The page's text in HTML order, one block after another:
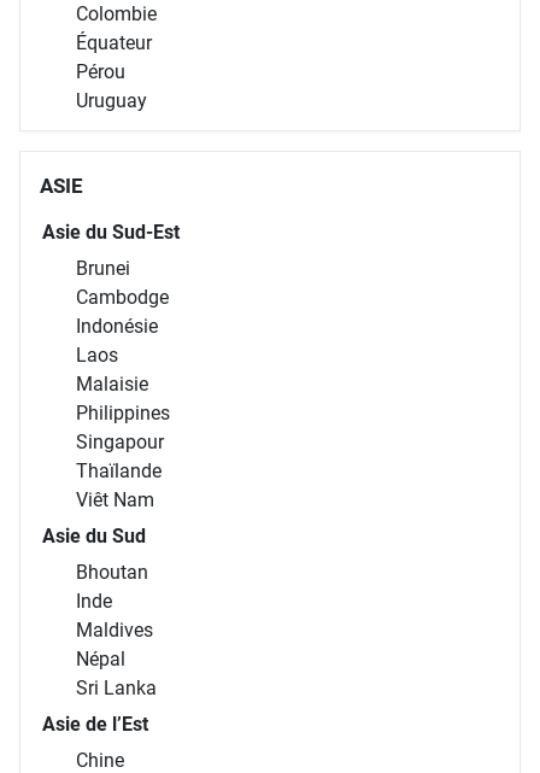
Colombie
Équateur
Pérou
Uruguay
ASIE
Asie du Sud-Est
Brunei
Cambodge
Indonésie
Laos
Malaisie
Philippines
Singapour
Thaïlande
Viêt Nam
Asie du Sud
Bhoutan
Inde
Maldives
Népal
Sri Lanka
Asie de l’Est
Chine